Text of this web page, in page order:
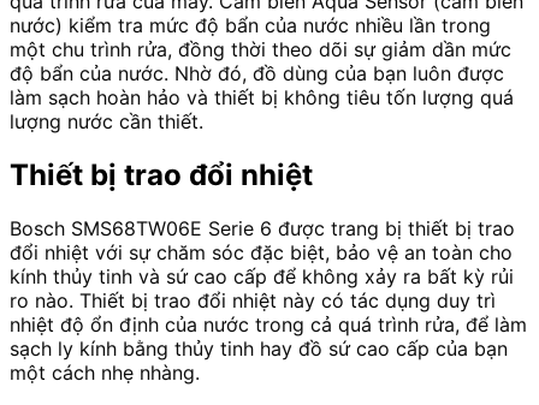
nước) kiểm tra mức độ bẩn của nước nhiều lần trong
một chu trình rửa, đồng thời theo dõi sự giảm dần mức
độ bẩn của nước. Nhờ đó, đồ dùng của bạn luôn được
làm sạch hoàn hảo và thiết bị không tiêu tốn lượng quá
lượng nước cần thiết.
Thiết bị trao đổi nhiệt
Bosch SMS68TW06E Serie 6 được trang bị thiết bị trao
đổi nhiệt với sự chăm sóc đặc biệt, bảo vệ an toàn cho
kính thủy tinh và sứ cao cấp để không xảy ra bất kỳ rủi
ro nào. Thiết bị trao đổi nhiệt này có tác dụng duy trì
nhiệt độ ổn định của nước trong cả quá trình rửa, để làm
sạch ly kính bằng thủy tinh hay đồ sứ cao cấp của bạn
một cách nhẹ nhàng.